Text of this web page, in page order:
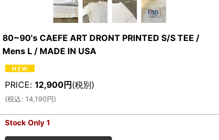
80~90's CAEFE ART DRONT PRINTED S/S TEE /
Mens L / MADE IN USA
PRICE: 12,900円(税別)
(税込: 14,190円)
Stock Only 1